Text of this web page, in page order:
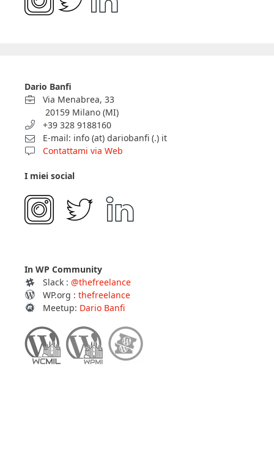
Dario Banfi
Via Menabrea, 33
20159 Milano (MI)
+39 328 9188160
E-mail: info (at) dariobanfi (.) it
Contattami via Web
I miei social
In WP Community
Slack : @thefreelance
WP.org : thefreelance
Meetup: Dario Banfi